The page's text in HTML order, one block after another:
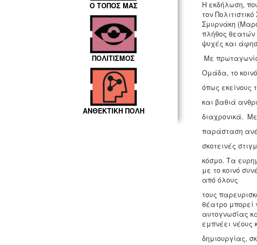
Ο ΤΟΠΟΣ ΜΑΣ
ΠΟΛΙΤΙΣΜΟΣ
ΑΝΘΕΚΤΙΚΗ ΠΟΛΗ
Η εκδήλωση,
τον
Σμυρνάκη
πλήθος θεατών
ψυχές και
Με
Ομάδα, το
όπως εκείνους
και βαθιά
διαχρονικά.
παράσταση
σκοτεινές
κόσμο. Τα
με το κοινό
από όλους
τους
θέατρο μπορεί
αυτογνωσίας
εμπνέει νέους
δημιουργίας,